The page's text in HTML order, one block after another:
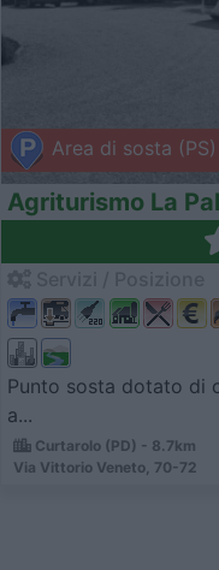
Area di sosta (PS)
Agriturismo La
Punto sosta dotato di
a...
Curtarolo (PD) - 8.7km
Via Vittorio Veneto, 70-72